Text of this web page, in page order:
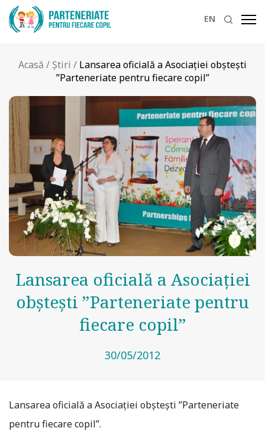
EN
Acasă / Știri / Lansarea oficială a Asociaţiei obşteşti
”Parteneriate pentru fiecare copil”
Lansarea oficială a Asociaţiei
obşteşti ”Parteneriate pentru
fiecare copil”
30/05/2012
Lansarea oficială a Asociaţiei obşteşti ”Parteneriate
pentru fiecare copil”.